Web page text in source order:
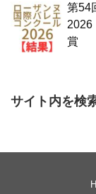
第54
2026
賞
サイト内を検